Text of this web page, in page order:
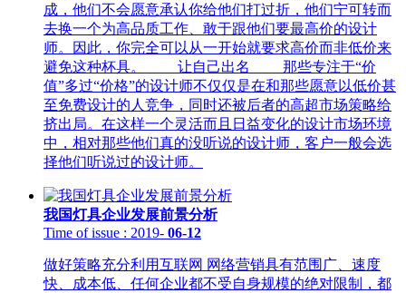
成，他们不会愿意承认你给他们打过折，他们宁可转而
去换一个为高品质工作、敢于跟他们要最高价的设计
师。因此，你完全可以从一开始就要求高价而非低价来
避免这种杯具。 让自己出名 那些专注于“价
值”多过“价格”的设计师不仅仅是在和那些愿意以低价甚
至免费设计的人竞争，同时还被后者的高超市场策略给
挤出局。在这样一个灵活而且日益变化的设计市场环境
中，相对那些他们真的没听说的设计师，客户一般会选
择他们听说过的设计师。
我国灯具企业发展前景分析
Time of issue : 2019- 06-12
做好策略充分利用互联网 网络营销具有范围广、速度
快、成本低、任何企业都不受自身规模的绝对限制，都